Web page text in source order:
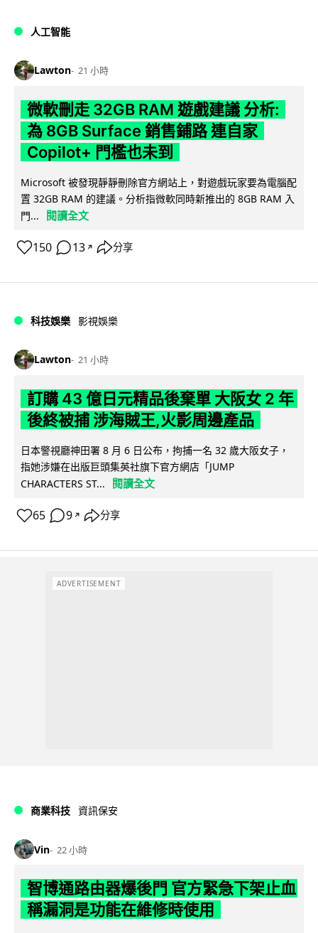
人工智能
Lawton 21 小時
微軟刪走 32GB RAM 遊戲建議 分析:
為 8GB Surface 銷售鋪路 連自家
Copilot+ 門檻也未到
Microsoft 被發現靜靜刪除官方網站上，對遊戲玩家要為電腦配
置 32GB RAM 的建議。分析指微軟同時新推出的 8GB RAM 入
門...
閱讀全文
150 13 ↗ 分享
科技娛樂 影視娛樂
Lawton 21 小時
訂購 43 億日元精品後棄單 大阪女 2 年
後終被捕 涉海賊王,火影周邊產品
日本警視廳神田署 8 月 6 日公布，拘捕一名 32 歲大阪女子，
指她涉嫌在出版巨頭集英社旗下官方網店「JUMP
CHARACTERS ST...
閱讀全文
65 9 ↗ 分享
ADVERTISEMENT
商業科技 資訊保安
Vin 22 小時
智博通路由器爆後門 官方緊急下架止血
稱漏洞是功能在維修時使用